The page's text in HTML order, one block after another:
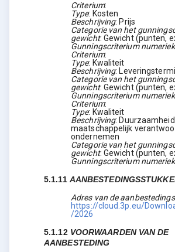
Criterium:
Type: Kosten
Beschrijving: Prijs
Categorie van het
gewicht: Gewicht (punten,
Gunningscriterium
Criterium:
Type: Kwaliteit
Beschrijving:
Categorie van het
gewicht: Gewicht (punten,
Gunningscriterium
Criterium:
Type: Kwaliteit
Beschrijving:
maatschappelijk
ondernemen
Categorie van het
gewicht: Gewicht (punten,
Gunningscriterium
5.1.11
Adres van de
https://cloud.3p.eu/
/2026
5.1.12 VOORWAARDEN VAN DE
AANBESTEDING